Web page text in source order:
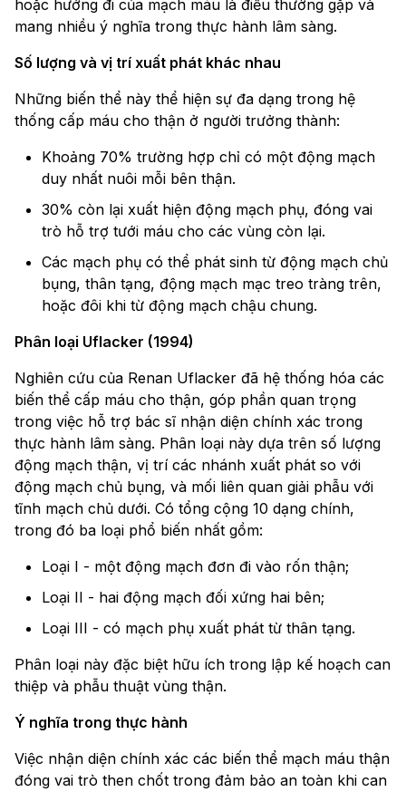
hoặc hướng đi của mạch máu là điều thường gặp và
mang nhiều ý nghĩa trong thực hành lâm sàng.
Số lượng và vị trí xuất phát khác nhau
Những biến thể này thể hiện sự đa dạng trong hệ
thống cấp máu cho thận ở người trưởng thành:
Khoảng 70% trường hợp chỉ có một động mạch
duy nhất nuôi mỗi bên thận.
30% còn lại xuất hiện động mạch phụ, đóng vai
trò hỗ trợ tưới máu cho các vùng còn lại.
Các mạch phụ có thể phát sinh từ động mạch chủ
bụng, thân tạng, động mạch mạc treo tràng trên,
hoặc đôi khi từ động mạch chậu chung.
Phân loại Uflacker (1994)
Nghiên cứu của Renan Uflacker đã hệ thống hóa các
biến thể cấp máu cho thận, góp phần quan trọng
trong việc hỗ trợ bác sĩ nhận diện chính xác trong
thực hành lâm sàng. Phân loại này dựa trên số lượng
động mạch thận, vị trí các nhánh xuất phát so với
động mạch chủ bụng, và mối liên quan giải phẫu với
tĩnh mạch chủ dưới. Có tổng cộng 10 dạng chính,
trong đó ba loại phổ biến nhất gồm:
Loại I - một động mạch đơn đi vào rốn thận;
Loại II - hai động mạch đối xứng hai bên;
Loại III - có mạch phụ xuất phát từ thân tạng.
Phân loại này đặc biệt hữu ích trong lập kế hoạch can
thiệp và phẫu thuật vùng thận.
Ý nghĩa trong thực hành
Việc nhận diện chính xác các biến thể mạch máu thận
đóng vai trò then chốt trong đảm bảo an toàn khi can